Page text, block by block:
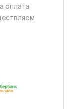
оплата